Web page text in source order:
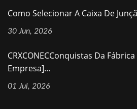
Como Selecionar A Caixa De
30 Jun, 2026
CRXCONECConquistas Da
Empresa]...
01 Jul, 2026